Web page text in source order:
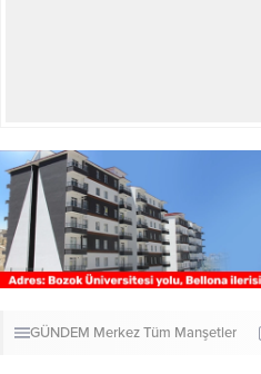
GÜNDEM MerkezTüm Manşetler